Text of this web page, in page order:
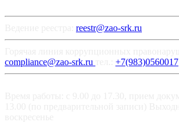
reestr@zao-srk.ru
compliance@zao-srk.ru
+7(983)0560017